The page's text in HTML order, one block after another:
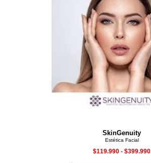
SkinGenuity
Estética Facial
$119.990 - $399.990